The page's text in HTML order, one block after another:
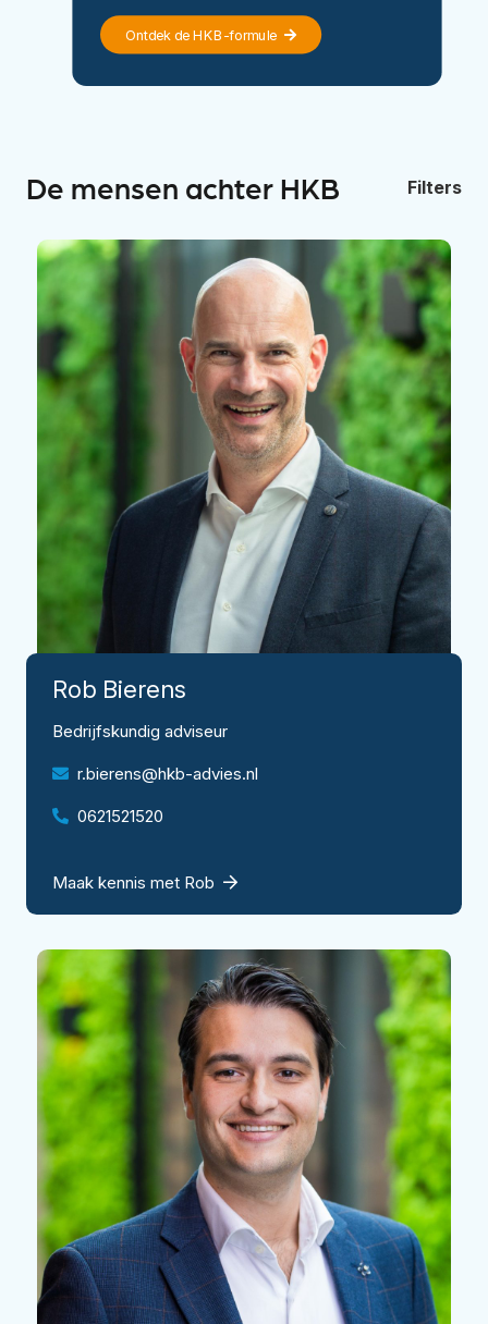
Ontdek de HKB-formule
De mensen achter HKB Filters
Rob Bierens
Bedrijfskundig adviseur
r.bierens@hkb-advies.nl
0621521520
Maak kennis met Rob